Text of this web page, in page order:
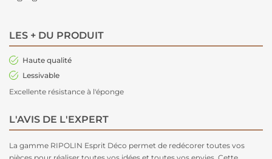
LES + DU PRODUIT
Haute qualité
Lessivable
Excellente résistance à l'éponge
L'AVIS DE L'EXPERT
La gamme RIPOLIN Esprit Déco permet de redécorer toutes vos